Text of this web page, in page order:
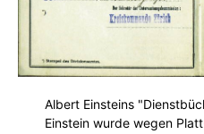
Albert Einsteins
Einstein wurde wegen